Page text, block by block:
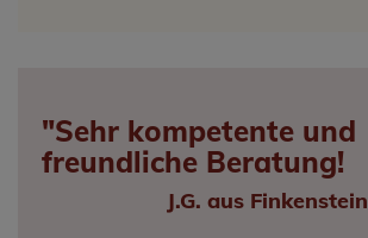
"Sehr kompetente und
freundliche Beratung!
J.G. aus Finkenstein